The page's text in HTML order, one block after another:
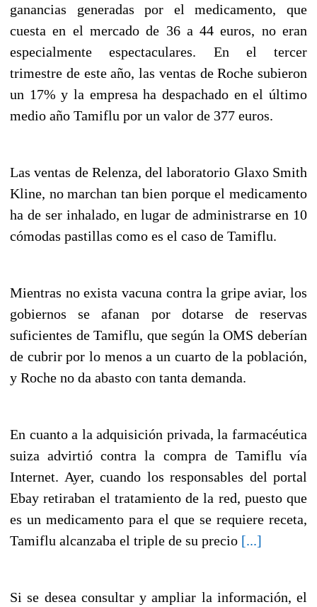
ganancias generadas por el medicamento, que
cuesta en el mercado de 36 a 44 euros, no eran
especialmente espectaculares. En el tercer
trimestre de este año, las ventas de Roche subieron
un 17% y la empresa ha despachado en el último
medio año Tamiflu por un valor de 377 euros.
Las ventas de Relenza, del laboratorio Glaxo Smith
Kline, no marchan tan bien porque el medicamento
ha de ser inhalado, en lugar de administrarse en 10
cómodas pastillas como es el caso de Tamiflu.
Mientras no exista vacuna contra la gripe aviar, los
gobiernos se afanan por dotarse de reservas
suficientes de Tamiflu, que según la OMS deberían
de cubrir por lo menos a un cuarto de la población,
y Roche no da abasto con tanta demanda.
En cuanto a la adquisición privada, la farmacéutica
suiza advirtió contra la compra de Tamiflu vía
Internet. Ayer, cuando los responsables del portal
Ebay retiraban el tratamiento de la red, puesto que
es un medicamento para el que se requiere receta,
Tamiflu alcanzaba el triple de su precio [...]
Si se desea consultar y ampliar la información, el